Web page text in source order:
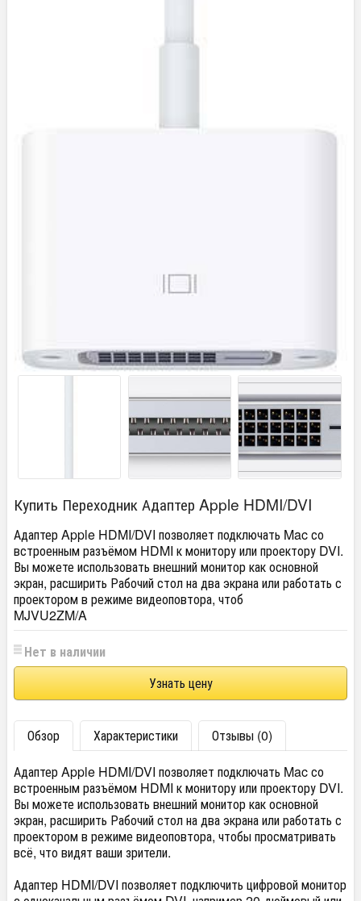
Купить Переходник Адаптер Apple HDMI/DVI
Адаптер Apple HDMI/DVI позволяет подключать Mac со
встроенным разъёмом HDMI к монитору или проектору DVI.
Вы можете использовать внешний монитор как основной
экран, расширить Рабочий стол на два экрана или работать с
проектором в режиме видеоповтора, чтоб
MJVU2ZM/A
Нет в наличии
Узнать цену
Обзор Характеристики
Отзывы (0)
Адаптер Apple HDMI/DVI позволяет подключать Mac со
встроенным разъёмом HDMI к монитору или проектору DVI.
Вы можете использовать внешний монитор как основной
экран, расширить Рабочий стол на два экрана или работать с
проектором в режиме видеоповтора, чтобы просматривать
всё, что видят ваши зрители.
Адаптер HDMI/DVI позволяет подключить цифровой монитор